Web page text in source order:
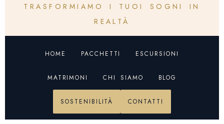
TRASFORMIAMO I TUOI SOGNI IN
REALTÀ
HOME PACCHETTI ESCURSIONI
MATRIMONI CHI SIAMO BLOG
SOSTENIBILITÀ CONTATTI